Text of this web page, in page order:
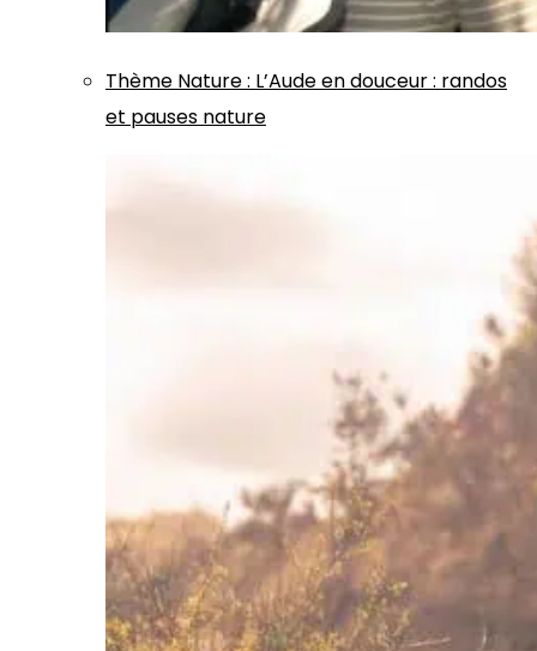
Thème Nature: L’Aude en douceur : randos
et pauses nature